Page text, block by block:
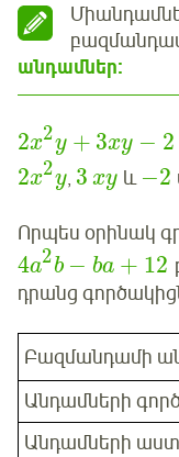
անդամներ:
2x2y + 3xy − 2
2x2y, 3 xy և −2
Որպես օրինակ
4a2b − ba + 12
դրանց
Բազմանդամի
Անդամների
Անդամների